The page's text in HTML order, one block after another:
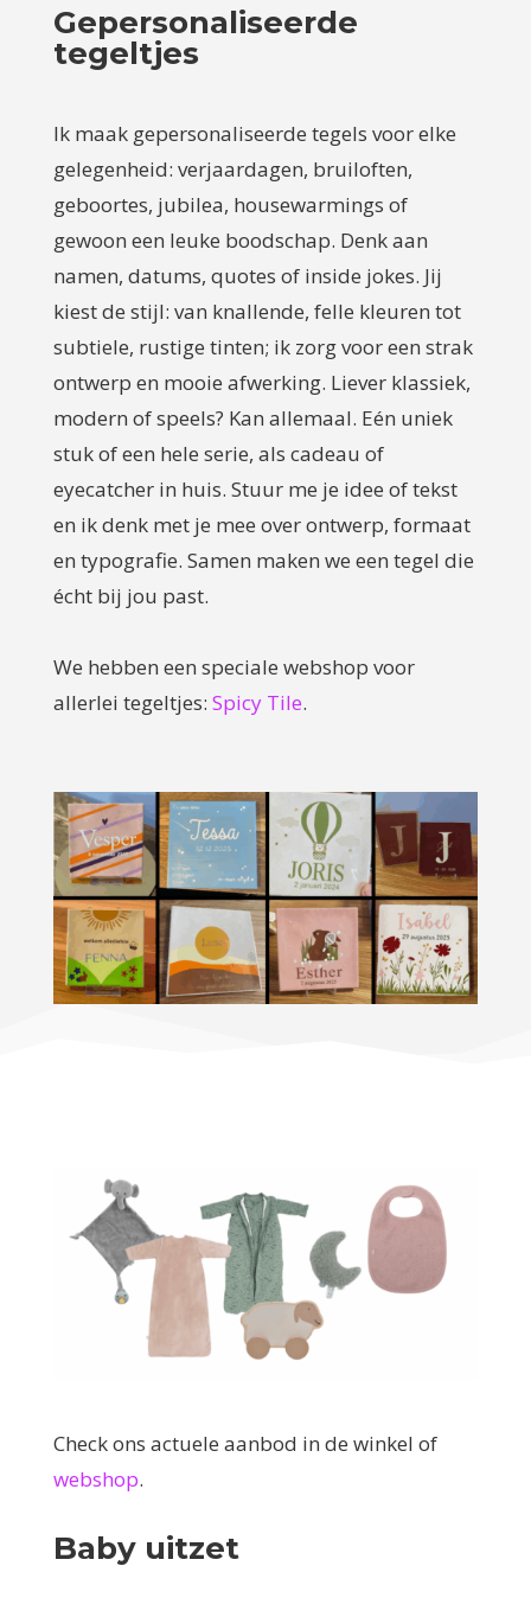
Gepersonaliseerde
tegeltjes
Ik maak gepersonaliseerde tegels voor elke
gelegenheid: verjaardagen, bruiloften,
geboortes, jubilea, housewarmings of
gewoon een leuke boodschap. Denk aan
namen, datums, quotes of inside jokes. Jij
kiest de stijl: van knallende, felle kleuren tot
subtiele, rustige tinten; ik zorg voor een strak
ontwerp en mooie afwerking. Liever klassiek,
modern of speels? Kan allemaal. Eén uniek
stuk of een hele serie, als cadeau of
eyecatcher in huis. Stuur me je idee of tekst
en ik denk met je mee over ontwerp, formaat
en typografie. Samen maken we een tegel die
écht bij jou past.
We hebben een speciale webshop voor
allerlei tegeltjes: Spicy Tile.
Check ons actuele aanbod in de winkel of
webshop.
Baby uitzet